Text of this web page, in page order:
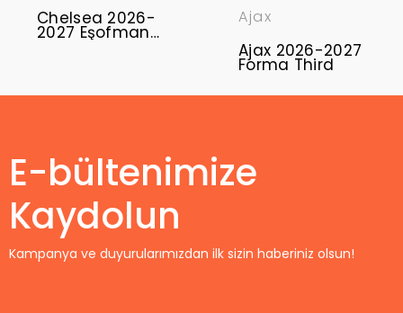
Chelsea 2026-
2027 Eşofman
Takımı CFC-01
Ajax
Ajax 2026-2027
Forma Third
E-bültenimize
Kaydolun
Kampanya ve duyurularımızdan ilk sizin haberiniz olsun!